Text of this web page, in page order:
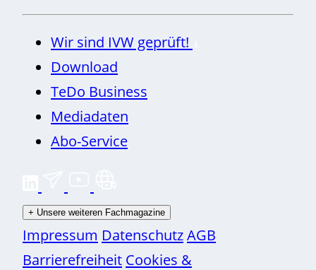
Wir sind IVW geprüft!
Download
TeDo Business
Mediadaten
Abo-Service
+ Unsere weiteren Fachmagazine
Impressum DatenschutzAGB
Barrierefreiheit Cookies &